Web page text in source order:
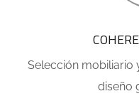
Selección mobiliario
diseño